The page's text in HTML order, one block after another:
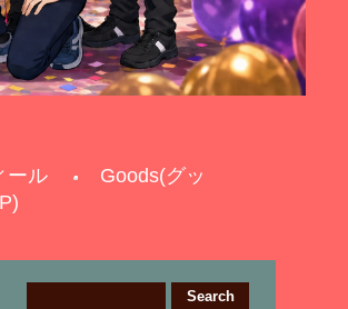
ール
Goods(グッ